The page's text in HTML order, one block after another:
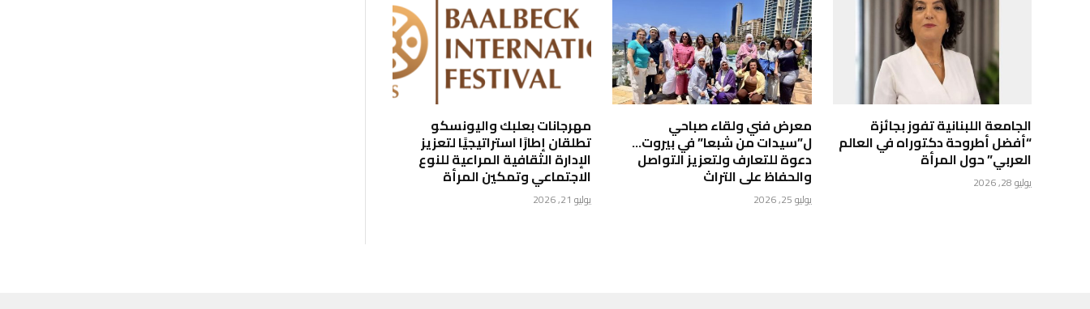
الجامعة اللبنانية تفوز بجائزة
“أفضل أطروحة دكتوراه في العالم
العربي” حول المرأة
يوليو 28, 2026
معرض فني ولقاء صباحي
ل”سيدات من شبعا” في بيروت…
دعوة للتعارف ولتعزيز التواصل
والحفاظ على التراث
يوليو 25, 2026
مهرجانات بعلبك واليونسكو
تطلقان إطارًا استراتيجيًا لتعزيز
الإدارة الثقافية المراعية للنوع
الاجتماعي وتمكين المرأة
يوليو 21, 2026